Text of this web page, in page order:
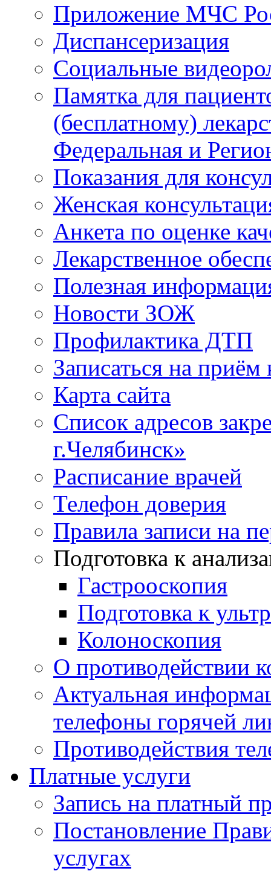
Приложение МЧС
Диспансеризация
Социальные
Памятка для
(бесплатному)
Федеральная и
Показания для
Женская
Анкета по оценке
Лекарственное
Полезная
Новости ЗОЖ
Профилактика ДТП
Записаться на приём
Карта сайта
Список адресов
г.Челябинск»
Расписание врачей
Телефон доверия
Правила записи на
Подготовка к
Гастрооскопия
Подготовка к
Колоноскопия
О противодействии
Актуальная
телефоны горячей
Противодействия
Платные услуги
Запись на платный
Постановление
услугах